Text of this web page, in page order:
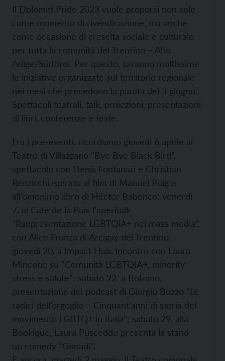
Il Dolomiti Pride 2023 vuole proporsi non solo
come momento di rivendicazione, ma anche
come occasione di crescita sociale e culturale
per tutta la comunità del Trentino – Alto
Adige/Südtirol. Per questo, saranno moltissime
le iniziative organizzate sul territorio regionale
nei mesi che precedono la parata del 3 giugno.
Spettacoli teatrali, talk, proiezioni, presentazioni
di libri, conferenze e feste.
Fra i pre-eventi, ricordiamo giovedì 6 aprile al
Teatro di Villazzano “Bye Bye Black Bird”,
spettacolo con Denis Fontanari e Christian
Renzicchi ispirato al film di Manuel Puig e
all’omonimo libro di Héctor Babenco; venerdì
7, al Cafè de la Paix l’aperitalk
“Rappresentazione LGBTQIA+ nei mass media”,
con Alice Fronza di Arcigay del Trentino;
giovedì 20, a Impact Hub, incontro con Laura
Mincone su “Comunità LGBTQIA+, minority
stress e salute”; sabato 22, a Bolzano,
presentazione del podcast di Giorgio Bozzo “Le
radici dell’orgoglio – Cinquant’anni di storia del
movimento LGBTQ+ in Italia”; sabato 29, alla
Bookique, Laura Pusceddu presenta la stand-
up comedy “Gonadi”.